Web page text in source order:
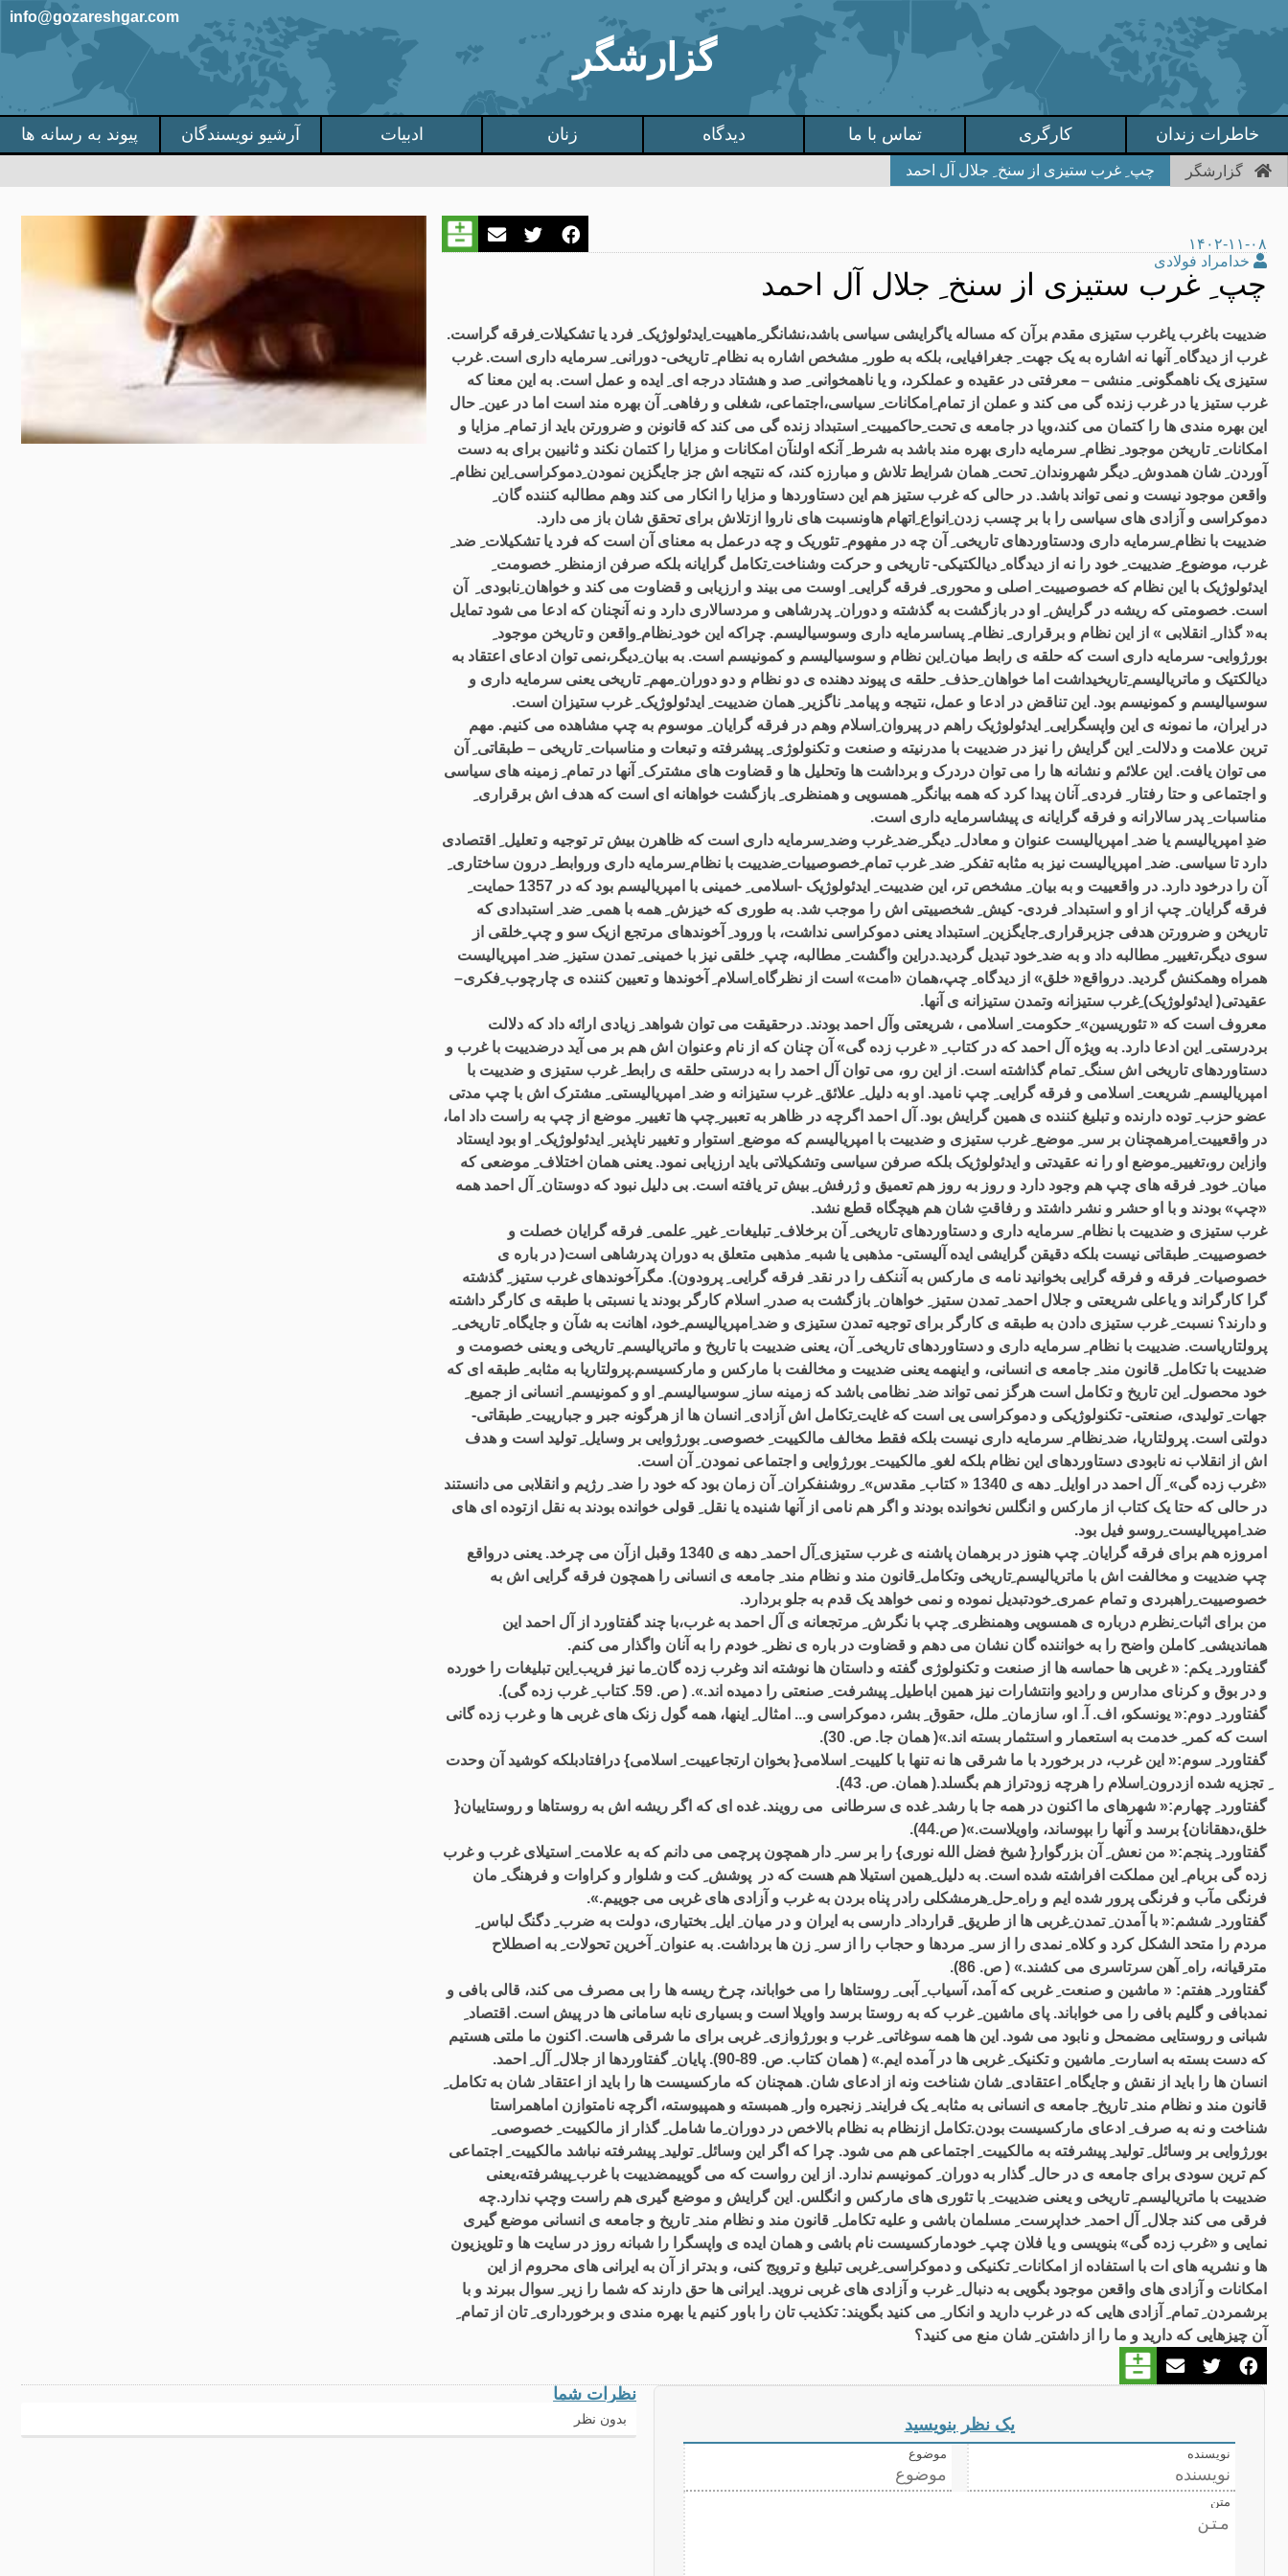
گزارشگر
info@gozareshgar.com
خاطرات زندان کارگری تماس با ما دیدگاه زنان ادبیات آرشیو نویسندگان پیوند به رسانه ها
گزارشگر چپ ِ غرب ستیزی از سنخ ِ جلال آل احمد
۱۴۰۲-۱۱-۰۸
خدامراد فولادی
چپ ِ غرب ستیزی از سنخ ِ جلال آل احمد
ضدییت باغرب یاغرب ستیزی مقدم برآن که مساله یاگرایشی سیاسی باشد،نشانگر ِماهییت ِایدئولوژیک ِ فرد یا تشکیلات ِفرقه گراست.
غرب از دیدگاه ِ آنها نه اشاره به یک جهت ِ جغرافیایی، بلکه به طور ِ مشخص اشاره به نظام ِ تاریخی- دورانی ِ سرمایه داری است. غرب
ستیزی یک ناهمگونی ِ منشی – معرفتی در عقیده و عملکرد، و یا ناهمخوانی ِ صد و هشتاد درجه ای ِ ایده و عمل است. به این معنا که
غرب ستیز یا در غرب زنده گی می کند و عملن از تمام ِامکانات ِ سیاسی،اجتماعی، شغلی و رفاهی ِ آن بهره مند است اما در عین ِ حال
این بهره مندی ها را کتمان می کند،ویا در جامعه ی تحت ِحاکمییت ِ استبداد زنده گی می کند که قانونن و ضرورتن باید از تمام ِ مزایا و
امکانات ِ تاریخن موجود ِ نظام ِ سرمایه داری بهره مند باشد به شرط ِ آنکه اولنآن امکانات و مزایا را کتمان نکند و ثانیین برای به دست
آوردن ِ شان همدوش ِ دیگر شهروندان ِ تحت ِ همان شرایط تلاش و مبارزه کند، که نتیجه اش جز جایگزین نمودن ِدموکراسی ِاین نظام ِ
واقعن موجود نیست و نمی تواند باشد. در حالی که غرب ستیز هم این دستاوردها و مزایا را انکار می کند وهم مطالبه کننده گان ِ
دموکراسی و آزادی های سیاسی را با بر چسب زدن ِانواع ِاتهام هاونسبت های ناروا ازتلاش برای تحقق شان باز می دارد.
ضدییت با نظام ِسرمایه داری ودستاوردهای تاریخی ِ آن چه در مفهوم ِ تئوریک و چه درعمل به معنای آن است که فرد یا تشکیلات ِ ضد ِ
غرب، موضوع ِ ضدییت ِ خود را نه از دیدگاه ِ دیالکتیکی- تاریخی و حرکت وشناخت ِتکامل گرایانه بلکه صرفن ازمنظر ِ خصومت ِ
ایدئولوژیک با این نظام که خصوصییت ِ اصلی و محوری ِ فرقه گرایی ِ اوست می بیند و ارزیابی و قضاوت می کند و خواهان ِنابودی ِ آن
است. خصومتی که ریشه در گرایش ِ او در بازگشت به گذشته و دوران ِ پدرشاهی و مردسالاری دارد و نه آنچنان که ادعا می شود تمایل
به« گذار ِ انقلابی » از این نظام و برقراری ِ نظام ِ پساسرمایه داری وسوسیالیسم. چراکه این خود ِنظام ِواقعن و تاریخن موجود ِ
بورژوایی- سرمایه داری است که حلقه ی رابط میان ِاین نظام و سوسیالیسم و کمونیسم است. به بیان ِدیگر،نمی توان ادعای اعتقاد به
دیالکتیک و ماتریالیسم ِتاریخیداشت اما خواهان ِحذف ِ حلقه ی پیوند دهنده ی دو نظام و دو دوران ِمهم ِ تاریخی یعنی سرمایه داری و
سوسیالیسم و کمونیسم بود. این تناقض در ادعا و عمل، نتیجه و پیامد ِ ناگزیر ِ همان ضدییت ِ ایدئولوژیک ِ غرب ستیزان است.
در ایران، ما نمونه ی این واپسگرایی ِ ایدئولوژیک راهم در پیروان ِاسلام وهم در فرقه گرایان ِ موسوم به چپ مشاهده می کنیم. مهم
ترین علامت و دلالت ِ این گرایش را نیز در ضدییت با مدرنیته و صنعت و تکنولوژی ِ پیشرفته و تبعات و مناسبات ِ تاریخی – طبقاتی ِ آن
می توان یافت. این علائم و نشانه ها را می توان دردرک و برداشت ها وتحلیل ها و قضاوت های مشترک ِ آنها در تمام ِ زمینه های سیاسی
و اجتماعی و حتا رفتار ِ فردی ِ آنان پیدا کرد که همه بیانگر ِ همسویی و همنظری ِ بازگشت خواهانه ای است که هدف اش برقراری ِ
مناسبات ِ پدر سالارانه و فرقه گرایانه ی پیشاسرمایه داری است.
ضدِ امپریالیسم یا ضد ِ امپریالیست عنوان و معادل ِ دیگر ِضد ِغرب وضد ِسرمایه داری است که ظاهرن بیش تر توجیه و تعلیل ِ اقتصادی
دارد تا سیاسی. ضد ِ امپریالیست نیز به مثابه تفکر ِ ضد ِ غرب تمام ِخصوصییات ِضدییت با نظام ِسرمایه داری وروابط ِ درون ساختاری ِ
آن را درخود دارد. در واقعییت و به بیان ِ مشخص تر، این ضدییت ِ ایدئولوژیک -اسلامی ِ خمینی با امپریالیسم بود که در 1357 حمایت ِ
فرقه گرایان ِ چپ از او و استبداد ِ فردی- کیش ِ شخصییتی اش را موجب شد. به طوری که خیزش ِ همه با همی ِ ضد ِ استبدادی که
تاریخن و ضرورتن هدفی جزبرقراری ِجایگزین ِ استبداد یعنی دموکراسی نداشت، با ورود ِ آخوندهای مرتجع ازیک سو و چپ ِخلقی از
سوی دیگر،تغییر ِ مطالبه داد و به ضد ِخود تبدیل گردید.دراین واگشت ِ مطالبه، چپ ِ خلقی نیز با خمینی ِ تمدن ستیز ِ ضد ِ امپریالیست
همراه وهمکنش گردید. درواقع« خلق» از دیدگاه ِ چپ،همان «امت» است از نظرگاه ِاسلام ِ آخوندها و تعیین کننده ی چارچوب ِفکری–
عقیدتی( ایدئولوژیک) ِغرب ستیزانه وتمدن ستیزانه ی آنها.
معروف است که « تئوریسین» ِ حکومت ِ اسلامی ، شریعتی وآل احمد بودند. درحقیقت می توان شواهد ِ زیادی ارائه داد که دلالت
بردرستی ِ این ادعا دارد. به ویژه آل احمد که در کتاب ِ « غرب زده گی» آن چنان که از نام وعنوان اش هم بر می آید درضدییت با غرب و
دستاوردهای تاریخی اش سنگ ِ تمام گذاشته است. از این رو، می توان آل احمد را به درستی حلقه ی رابط ِ غرب ستیزی و ضدییت با
امپریالیسم ِ شریعت ِ اسلامی و فرقه گرایی ِ چپ نامید. او به دلیل ِ علائق ِ غرب ستیزانه و ضد ِ امپریالیستی ِ مشترک اش با چپ مدتی
عضو حزب ِ توده دارنده و تبلیغ کننده ی همین گرایش بود. آل احمد اگرچه در ظاهر به تعبیر ِچپ ها تغییر ِ موضع از چپ به راست داد اما،
در واقعییت ِامرهمچنان بر سر ِ موضع ِ غرب ستیزی و ضدییت با امپریالیسم که موضع ِ استوار و تغییر ناپذیر ِ ایدئولوژیک ِ او بود ایستاد
وازاین رو،تغییر ِموضع او را نه عقیدتی و ایدئولوژیک بلکه صرفن سیاسی وتشکیلاتی باید ارزیابی نمود. یعنی همان اختلاف ِ موضعی که
میان ِ خود ِ فرقه های چپ هم وجود دارد و روز به روز هم تعمیق و ژرفش ِ بیش تر یافته است. بی دلیل نبود که دوستان ِ آل احمد همه
«چپ» بودند و با او حشر و نشر داشتد و رفاقتِ شان هم هیچگاه قطع نشد.
غرب ستیزی و ضدییت با نظام ِ سرمایه داری و دستاوردهای تاریخی ِ آن برخلاف ِ تبلیغات ِ غیر ِ علمی ِ فرقه گرایان خصلت و
خصوصییت ِ طبقاتی نیست بلکه دقیقن گرایشی ایده آلیستی- مذهبی یا شبه ِ مذهبی متعلق به دوران پدرشاهی است( در باره ی
خصوصیات ِ فرقه و فرقه گرایی بخوانید نامه ی مارکس به آننکف را در نقد ِ فرقه گرایی ِ پرودون). مگرآخوندهای غرب ستیز ِ گذشته
گرا کارگراند و یاعلی شریعتی و جلال احمد ِ تمدن ستیز ِ خواهان ِ بازگشت به صدر ِ اسلام کارگر بودند یا نسبتی با طبقه ی کارگر داشته
و دارند؟ نسبت ِ غرب ستیزی دادن به طبقه ی کارگر برای توجیه تمدن ستیزی و ضد ِامپریالیسم ِخود، اهانت به شآن و جایگاه ِ تاریخی ِ
پرولتاریاست. ضدییت با نظام ِ سرمایه داری و دستاوردهای تاریخی ِ آن، یعنی ضدییت با تاریخ و ماتریالیسم ِ تاریخی و یعنی خصومت و
ضدییت با تکامل ِ قانون مند ِ جامعه ی انسانی، و اینهمه یعنی ضدییت و مخالفت با مارکس و مارکسیسم.پرولتاریا به مثابه ِ طبقه ای که
خود محصول ِ این تاریخ و تکامل است هرگز نمی تواند ضد ِ نظامی باشد که زمینه ساز ِ سوسیالیسم ِ او و کمونیسم ِ انسانی از جمیع ِ
جهات ِ تولیدی، صنعتی- تکنولوژیکی و دموکراسی یی است که غایت ِتکامل اش آزادی ِ انسان ها از هرگونه جبر و جبارییت ِ طبقاتی-
دولتی است. پرولتاریا، ضد ِنظام ِ سرمایه داری نیست بلکه فقط مخالف مالکییت ِ خصوصی ِ بورژوایی بر وسایل ِ تولید است و هدف
اش از انقلاب نه نابودی دستاوردهای این نظام بلکه لغو ِ مالکییت ِ بورژوایی و اجتماعی نمودن ِ آن است.
«غرب زده گی» ِ آل احمد در اوایل ِ دهه ی 1340 « کتاب ِ مقدس» ِ روشنفکران ِ آن زمان بود که خود را ضد ِ رژیم و انقلابی می دانستند
در حالی که حتا یک کتاب از مارکس و انگلس نخوانده بودند و اگر هم نامی از آنها شنیده یا نقل ِ قولی خوانده بودند به نقل ازتوده ای های
ضد ِامپریالیست ِروسو فیل بود.
امروزه هم برای فرقه گرایان ِ چپ هنوز در برهمان پاشنه ی غرب ستیزی ِآل احمد ِ دهه ی 1340 وقبل ازآن می چرخد. یعنی درواقع
چپ ضدییت و مخالفت اش با ماتریالیسم ِتاریخی وتکامل ِقانون مند و نظام مند ِ جامعه ی انسانی را همچون فرقه گرایی اش به
خصوصییت ِراهبردی و تمام عمری ِخودتبدیل نموده و نمی خواهد یک قدم به جلو بردارد.
من برای اثبات ِنظرم درباره ی همسویی وهمنظری ِ چپ با نگرش ِ مرتجعانه ی آل احمد به غرب،با چند گفتاورد از آل احمد این
هماندیشی ِ کاملن واضح را به خواننده گان نشان می دهم و قضاوت در باره ی نظر ِ خودم را به آنان واگذار می کنم.
گفتاورد ِ یکم: « غربی ها حماسه ها از صنعت و تکنولوژی گفته و داستان ها نوشته اند وغرب زده گان ِما نیز فریب ِاین تبلیغات را خورده
و در بوق و کرنای مدارس و رادیو وانتشارات نیز همین اباطیل ِ پیشرفت ِ صنعتی را دمیده اند.». ( ص. 59. کتاب ِ غرب زده گی).
گفتاورد ِ دوم:« یونسکو، اف. آ. او، سازمان ِ ملل، حقوق ِ بشر، دموکراسی و... امثال ِ اینها، همه گول زنک های غربی ها و غرب زده گانی
است که کمر ِ خدمت به استعمار و استثمار بسته اند.»( همان جا. ص. 30).
گفتاورد ِ سوم:« این غرب، در برخورد با ما شرقی ها نه تنها با کلییت ِ اسلامی{ بخوان ارتجاعییت ِ اسلامی} درافتادبلکه کوشید آن وحدت
ِ تجزیه شده ازدرون ِاسلام را هرچه زودتراز هم بگسلد.( همان. ص. 43).
گفتاورد ِ چهارم:« شهرهای ما اکنون در همه جا با رشد ِ غده ی سرطانی می رویند. غده ای که اگر ریشه اش به روستاها و روستاییان{
خلق،دهقانان} برسد و آنها را بپوساند، واویلاست.»( ص.44).
گفتاورد ِ پنجم:« من نعش ِ آن بزرگوار{ شیخ فضل الله نوری} را بر سر ِ دار همچون پرچمی می دانم که به علامت ِ استیلای غرب و غرب
زده گی بربام ِ این مملکت افراشته شده است. به دلیل ِهمین استیلا هم هست که در پوشش ِ کت و شلوار و کراوات و فرهنگ ِ مان
فرنگی مآب و فرنگی پرور شده ایم و راه ِحل ِهرمشکلی رادر پناه بردن به غرب و آزادی های غربی می جوییم.».
گفتاورد ِ ششم:« با آمدن ِ تمدن ِغربی ها از طریق ِ قرارداد ِ دارسی به ایران و در میان ِ ایل ِ بختیاری، دولت به ضرب ِ دگنگ لباس ِ
مردم را متحد الشکل کرد و کلاه ِ نمدی را از سر ِ مردها و حجاب را از سر ِ زن ها برداشت. به عنوان ِ آخرین تحولات ِ به اصطلاح
مترقیانه، راه ِ آهن سرتاسری می کشند.» ( ص. 86).
گفتاورد ِ هفتم: « ماشین و صنعت ِ غربی که آمد، آسیاب ِ آبی ِ روستاها را می خواباند، چرخ ریسه ها را بی مصرف می کند، قالی بافی و
نمدبافی و گلیم بافی را می خواباند. پای ماشین ِ غرب که به روستا برسد واویلا است و بسیاری نابه سامانی ها در پیش است. اقتصاد ِ
شبانی و روستایی مضمحل و نابود می شود. این ها همه سوغاتی ِ غرب و بورژوازی ِ غربی برای ما شرقی هاست. اکنون ما ملتی هستیم
که دست بسته به اسارت ِ ماشین و تکنیک ِ غربی ها در آمده ایم.» ( همان کتاب. ص. 89-90). پایان ِ گفتاوردها از جلال ِ آل ِ احمد.
انسان ها را باید از نقش و جایگاه ِ اعتقادی ِ شان شناخت ونه از ادعای شان. همچنان که مارکسیست ها را باید از اعتقاد ِ شان به تکامل ِ
قانون مند و نظام مند ِ تاریخ ِ جامعه ی انسانی به مثابه ِ یک فرایند ِ زنجیره وار ِ همبسته و همپیوسته، اگرچه نامتوازن اماهمراستا
شناخت و نه به صرف ِ ادعای مارکسیست بودن.تکامل ازنظام به نظام بالاخص در دوران ِما شامل ِ گذار از مالکییت ِ خصوصی ِ
بورژوایی بر وسائل ِ تولید ِ پیشرفته به مالکییت ِ اجتماعی هم می شود. چرا که اگر این وسائل ِ تولید ِ پیشرفته نباشد مالکییت ِ اجتماعی
کم ترین سودی برای جامعه ی در حال ِ گذار به دوران ِ کمونیسم ندارد. از این رواست که می گوییمضدییت با غرب ِپیشرفته،یعنی
ضدییت با ماتریالیسم ِ تاریخی و یعنی ضدییت ِ با تئوری های مارکس و انگلس. این گرایش و موضع گیری هم راست وچپ ندارد.چه
فرقی می کند جلال ِ آل احمد ِ خداپرست ِ مسلمان باشی و علیه تکامل ِ قانون مند و نظام مند ِ تاریخ و جامعه ی انسانی موضع گیری
نمایی و «غرب زده گی» بنویسی و یا فلان چپ ِ خودمارکسیست نام باشی و همان ایده ی واپسگرا را شبانه روز در سایت ها و تلویزیون
ها و نشریه های ات با استفاده از امکانات ِ تکنیکی و دموکراسی ِغربی تبلیغ و ترویج کنی، و بدتر از آن به ایرانی های محروم از این
امکانات و آزادی های واقعن موجود بگویی به دنبال ِ غرب و آزادی های غربی نروید. ایرانی ها حق دارند که شما را زیر ِ سوال ببرند و با
برشمردن ِ تمام ِ آزادی هایی که در غرب دارید و انکار ِ می کنید بگویند: تکذیب تان را باور کنیم یا بهره مندی و برخورداری ِ تان از تمام ِ
آن چیزهایی که دارید و ما را از داشتن ِ شان منع می کنید؟
یک نظر بنویسید
نویسنده موضوع
متن
نظرات شما
بدون نظر